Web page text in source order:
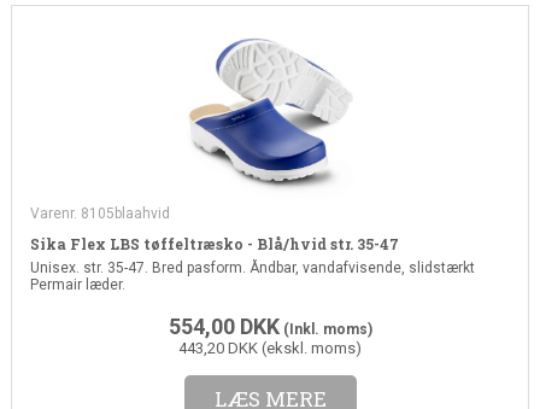
Varenr. 8105blaahvid
Sika Flex LBS tøffeltræsko - Blå/hvid str. 35-47
Unisex. str. 35-47. Bred pasform. Åndbar, vandafvisende, slidstærkt
Permair læder.
554,00 DKK(Inkl. moms)
443,20 DKK (ekskl. moms)
LÆS MERE